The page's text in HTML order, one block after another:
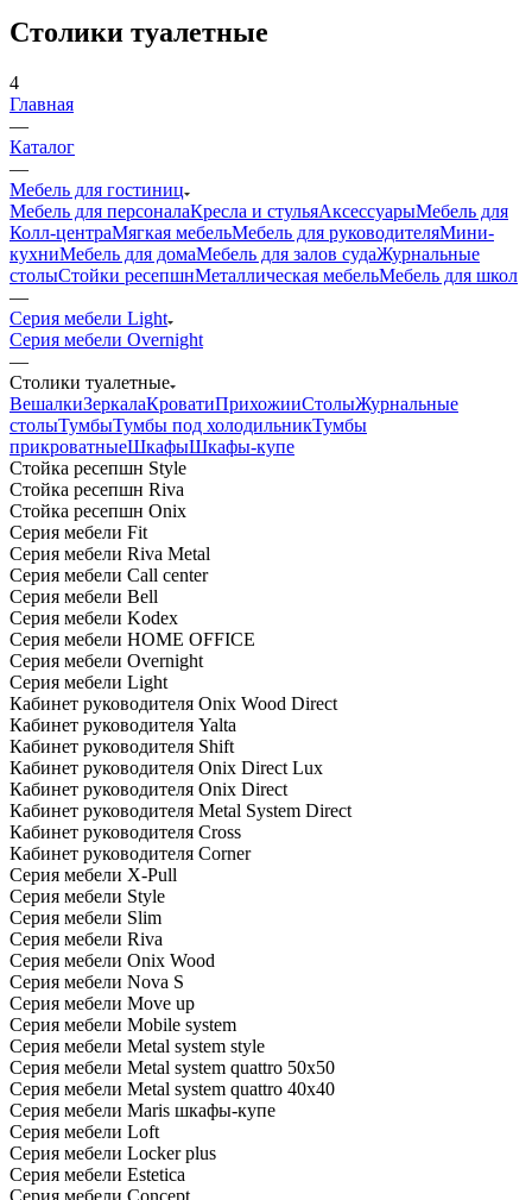
Столики туалетные
4
Главная
—
Каталог
—
Мебель для гостиниц
Мебель для персоналаКресла и стульяАксессуарыМебель для
Колл-центраМягкая мебельМебель для руководителяМини-
кухниМебель для домаМебель для залов судаЖурнальные
столыСтойки ресепшнМеталлическая мебельМебель для школ
—
Серия мебели Light
Серия мебели Overnight
—
Столики туалетные
ВешалкиЗеркалаКроватиПрихожииСтолыЖурнальные
столыТумбыТумбы под холодильникТумбы
прикроватныеШкафыШкафы-купе
Стойка ресепшн Style
Стойка ресепшн Riva
Стойка ресепшн Onix
Серия мебели Fit
Серия мебели Riva Metal
Серия мебели Call center
Серия мебели Bell
Серия мебели Kodex
Серия мебели HOME OFFICE
Серия мебели Overnight
Серия мебели Light
Кабинет руководителя Onix Wood Direct
Кабинет руководителя Yalta
Кабинет руководителя Shift
Кабинет руководителя Onix Direct Lux
Кабинет руководителя Onix Direct
Кабинет руководителя Metal System Direct
Кабинет руководителя Cross
Кабинет руководителя Corner
Серия мебели X-Pull
Серия мебели Style
Серия мебели Slim
Серия мебели Riva
Серия мебели Onix Wood
Серия мебели Nova S
Серия мебели Move up
Серия мебели Mobile system
Серия мебели Metal system style
Серия мебели Metal system quattro 50x50
Серия мебели Metal system quattro 40x40
Серия мебели Maris шкафы-купе
Серия мебели Loft
Серия мебели Locker plus
Серия мебели Estetica
Серия мебели Concept